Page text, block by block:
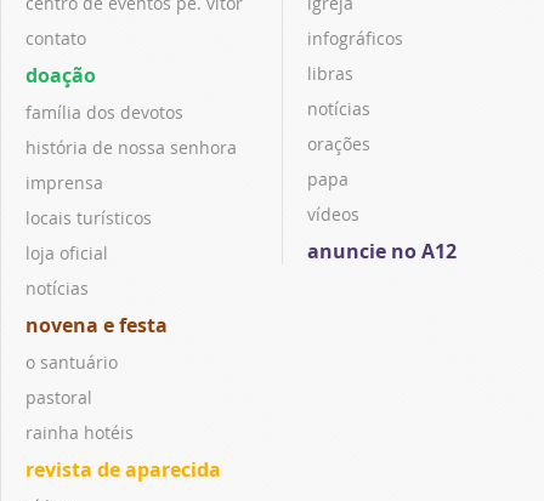
contato
doação
família dos devotos
história de nossa senhora
imprensa
locais turísticos
loja oficial
notícias
novena e festa
o santuário
pastoral
rainha hotéis
revista de aparecida
infográficos
libras
notícias
orações
papa
vídeos
anuncie no A12